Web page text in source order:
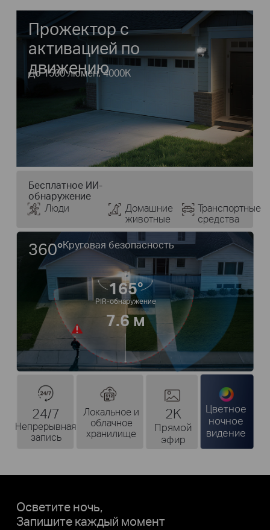
Прожектор с
активацией по
движению
До 1500 люмен, 4000K
360°Круговая безопасность
165°
PIR-обнаружение
7.6 м
Бесплатное ИИ-
обнаружение
Люди
Домашние
животные
Транспортные
средства
24/7
Непрерывная
запись
Локальное и
облачное
хранилище
2K
Прямой
эфир
Цветное
ночное
видение
Осветите ночь,
Запишите каждый момент